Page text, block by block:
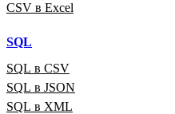
CSV в Excel
SQL
SQL в CSV
SQL в JSON
SQL в XML